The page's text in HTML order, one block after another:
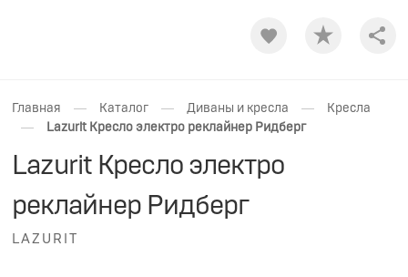
Главная — Каталог — Диваны и кресла — Кресла
— Lazurit Кресло электро реклайнер Ридберг
Lazurit Кресло электро
реклайнер Ридберг
LAZURIT